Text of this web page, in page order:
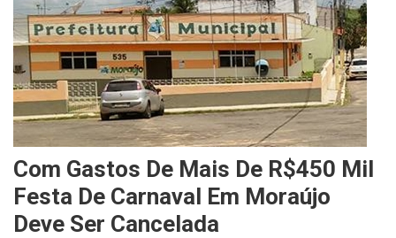
Com Gastos De Mais De R$450 Mil
Festa De Carnaval Em Moraújo
Deve Ser Cancelada